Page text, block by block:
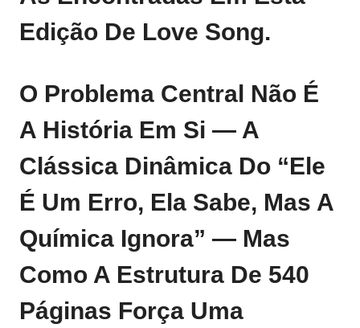
Edição De Love Song.
O Problema Central Não É
A História Em Si — A
Clássica Dinâmica Do “ele
É Um Erro, Ela Sabe, Mas A
Química Ignora” — Mas
Como A Estrutura De 540
Páginas Força Uma